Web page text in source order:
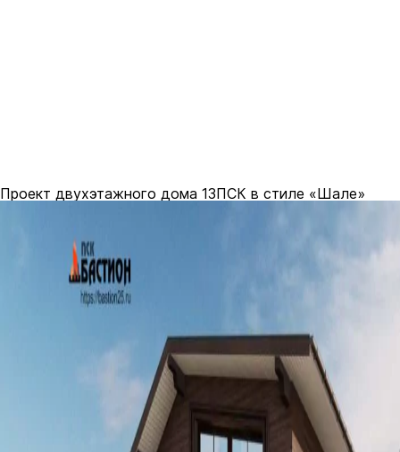
Проект двухэтажного дома 13ПСК в стиле «Шале»